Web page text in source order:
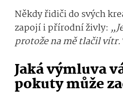
Někdy řidiči do svých
zapojí i přírodní živly:
protože na mě tlačil
Jaká výmluva
pokuty může